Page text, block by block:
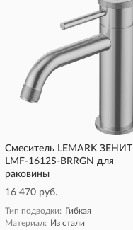
Смеситель LEMARK ЗЕНИТ
LMF-1612S-BRRGN для
раковины
16 470 руб.
Тип подводки: Гибкая
Материал: Из стали